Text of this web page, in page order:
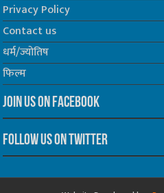
Privacy Policy
Contact us
धर्म/ज्योतिष
फिल्म
Join us on Facebook
Follow us on Twitter